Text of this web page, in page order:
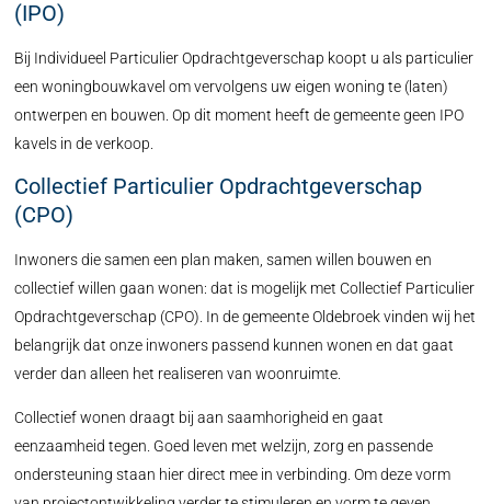
(IPO)
Bij Individueel Particulier Opdrachtgeverschap koopt u als particulier
een woningbouwkavel om vervolgens uw eigen woning te (laten)
ontwerpen en bouwen. Op dit moment heeft de gemeente geen IPO
kavels in de verkoop.
Collectief Particulier Opdrachtgeverschap
(CPO)
Inwoners die samen een plan maken, samen willen bouwen en
collectief willen gaan wonen: dat is mogelijk met Collectief Particulier
Opdrachtgeverschap (CPO). In de gemeente Oldebroek vinden wij het
belangrijk dat onze inwoners passend kunnen wonen en dat gaat
verder dan alleen het realiseren van woonruimte.
Collectief wonen draagt bij aan saamhorigheid en gaat
eenzaamheid tegen. Goed leven met welzijn, zorg en passende
ondersteuning staan hier direct mee in verbinding. Om deze vorm